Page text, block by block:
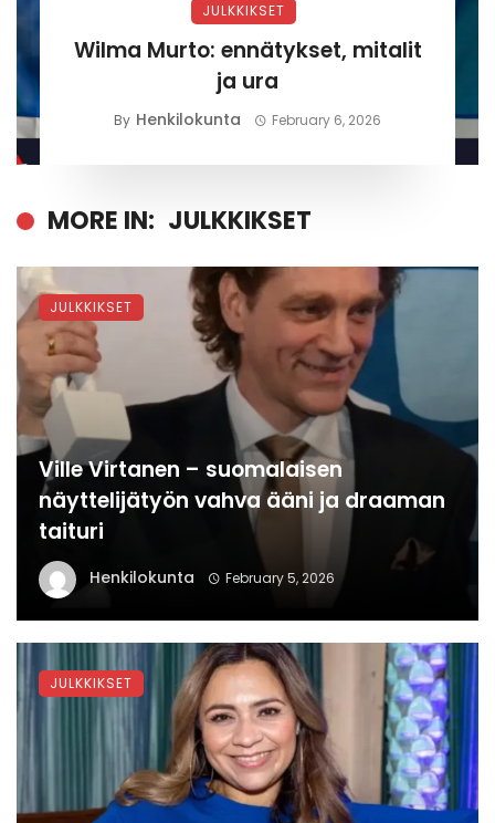
JULKKIKSET
Wilma Murto: ennätykset, mitalit
ja ura
By Henkilokunta February 6, 2026
MORE IN: JULKKIKSET
Ville Virtanen – suomalaisen
näyttelijätyön vahva ääni ja draaman
taituri
Henkilokunta February 5, 2026
JULKKIKSET
JULKKIKSET